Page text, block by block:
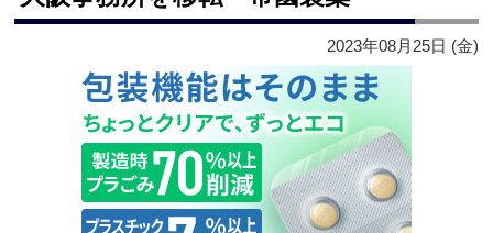
2023年08月25日 (金)